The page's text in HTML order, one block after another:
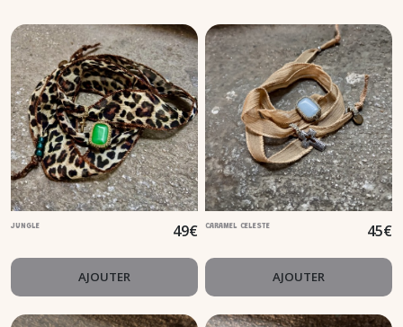
JUNGLE 49€
AJOUTER
CARAMEL CELESTE 45€
AJOUTER